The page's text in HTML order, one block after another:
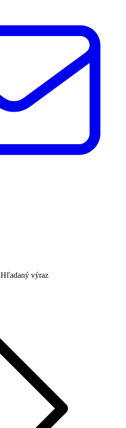
Hľadaný výraz